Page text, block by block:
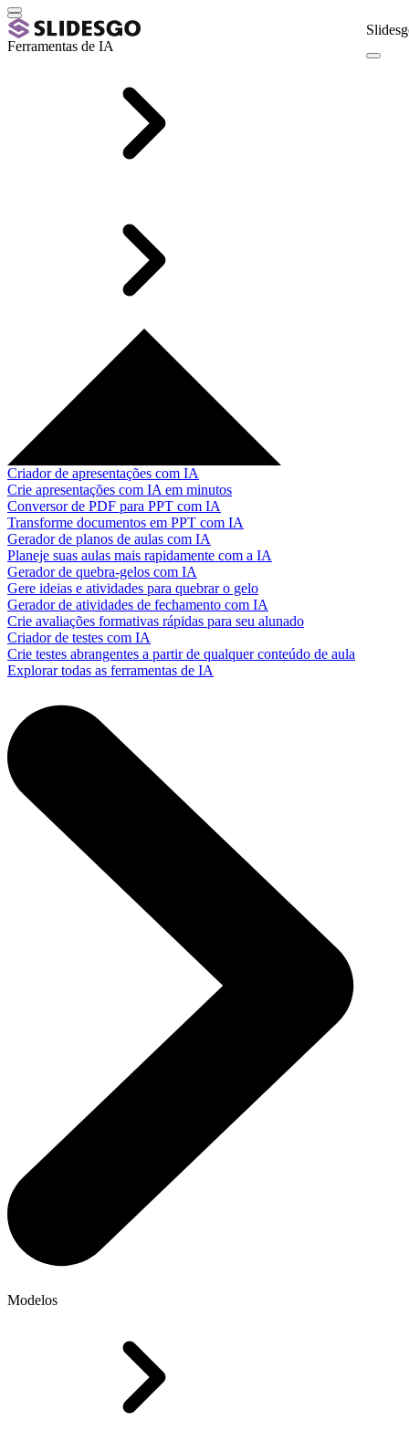
Ferramentas de IA
Criador de apresentações com IA
Crie apresentações com IA em minutos
Conversor de PDF para PPT com IA
Transforme documentos em PPT com IA
Gerador de planos de aulas com IA
Planeje suas aulas mais rapidamente com a IA
Gerador de quebra-gelos com IA
Gere ideias e atividades para quebrar o gelo
Gerador de atividades de fechamento com IA
Crie avaliações formativas rápidas para seu alunado
Criador de testes com IA
Crie testes abrangentes a partir de qualquer conteúdo de aula
Explorar todas as ferramentas de IA
Modelos